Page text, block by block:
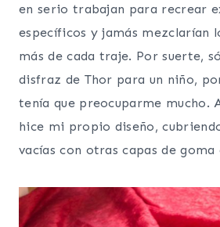
en serio trabajan para recrear
específicos y jamás mezclarían
más de cada traje. Por suerte,
disfraz de Thor para un niño,
tenía que preocuparme mucho.
hice mi propio diseño,
vacías con otras capas de goma